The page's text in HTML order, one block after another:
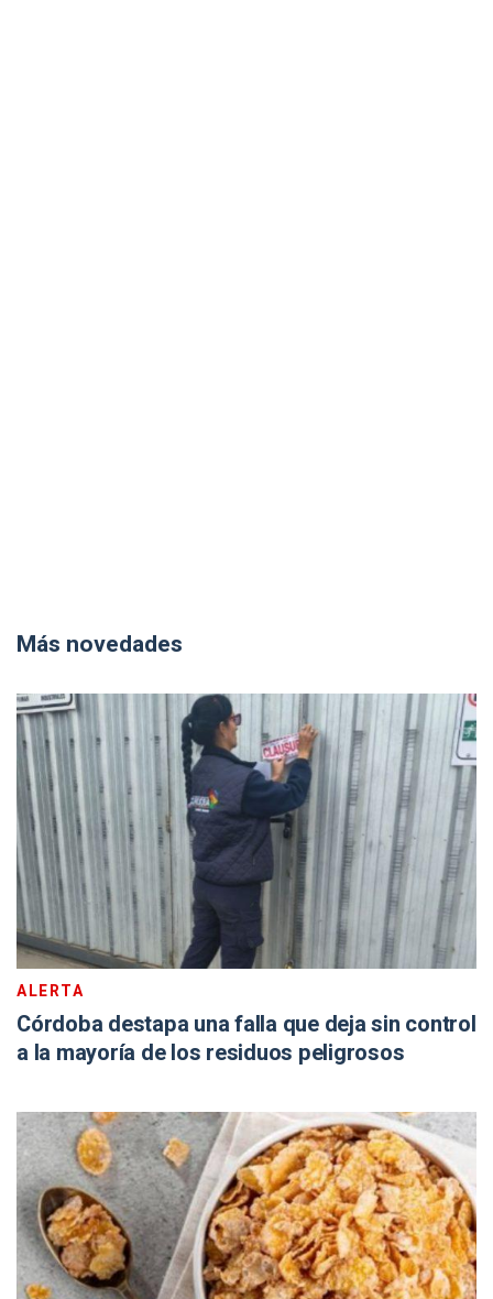
Más novedades
ALERTA
Córdoba destapa una falla que deja sin control
a la mayoría de los residuos peligrosos